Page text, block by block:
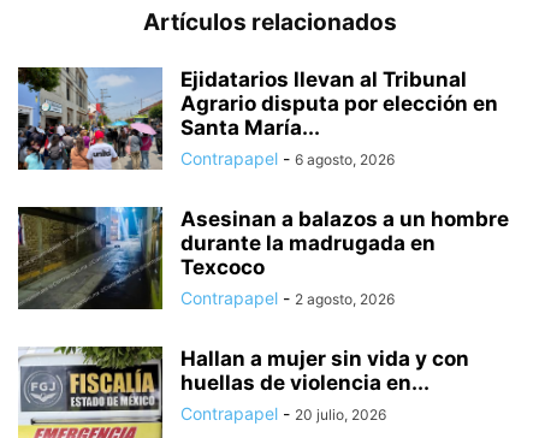
Artículos relacionados
Ejidatarios llevan al Tribunal
Agrario disputa por elección en
Santa María...
Contrapapel - 6 agosto, 2026
Asesinan a balazos a un hombre
durante la madrugada en
Texcoco
Contrapapel - 2 agosto, 2026
Hallan a mujer sin vida y con
huellas de violencia en...
Contrapapel - 20 julio, 2026